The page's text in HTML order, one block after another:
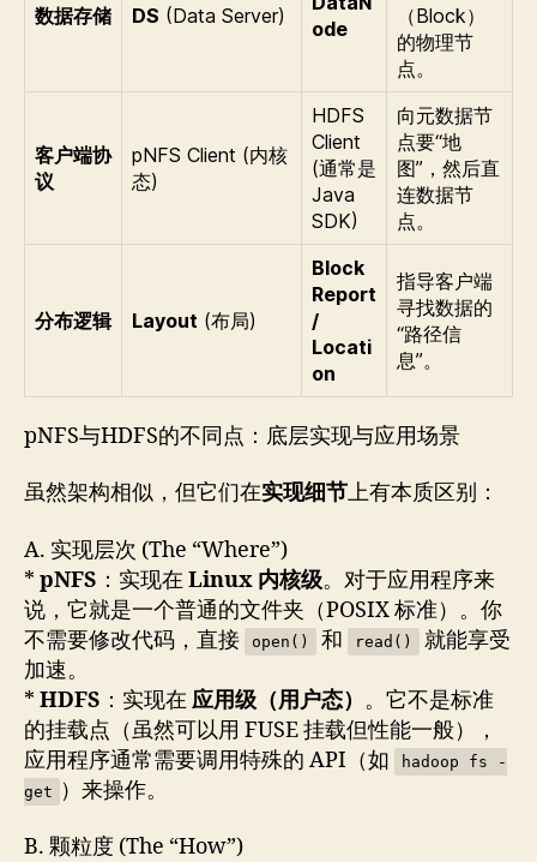
数据存储 DS (Data Server)
ode
（Block）
的物理节
点。
客户端协
议
pNFS Client (内核
态)
HDFS
Client
(通常是
Java
SDK)
向元数据节
点要“地
图”，然后直
连数据节
点。
分布逻辑 Layout (布局)
Block
Report
/
Locati
on
指导客户端
寻找数据的
“路径信
息”。
pNFS与HDFS的不同点：底层实现与应用场景
虽然架构相似，但它们在实现细节上有本质区别：
A. 实现层次 (The “Where”)
* pNFS ：实现在 Linux 内核级。对于应用程序来
说，它就是一个普通的文件夹（POSIX 标准）。你
不需要修改代码，直接
open() 和 read()
就能享受
加速。
* HDFS ：实现在 应用级（用户态） 。它不是标准
的挂载点（虽然可以用 FUSE 挂载但性能一般），
应用程序通常需要调用特殊的 API（如
hadoop fs -
get
）来操作。
B. 颗粒度 (The “How”)